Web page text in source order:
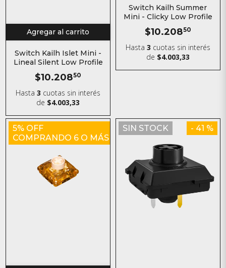
Agregar al carrito
Switch Kailh Islet Mini -
Lineal Silent Low Profile
$10.20850
Hasta3 cuotas sin interés
de $4.003,33
Switch Kailh Summer
Mini - Clicky Low Profile
$10.20850
Hasta 3 cuotas sin interés
de $4.003,33
5% OFF
COMPRANDO 6 O MÁS
SIN STOCK - 41 %